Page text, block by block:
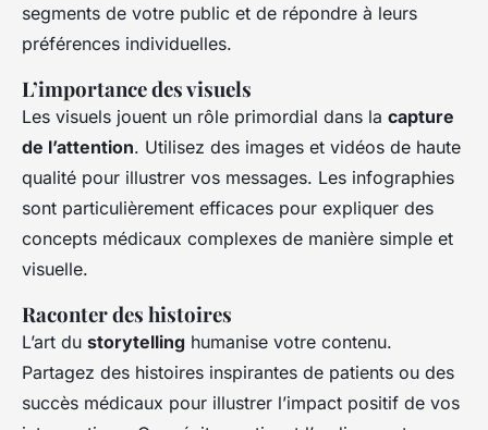
segments de votre public et de répondre à leurs
préférences individuelles.
L’importance des visuels
Les visuels jouent un rôle primordial dans la capture
de l’attention. Utilisez des images et vidéos de haute
qualité pour illustrer vos messages. Les infographies
sont particulièrement efficaces pour expliquer des
concepts médicaux complexes de manière simple et
visuelle.
Raconter des histoires
L’art du storytelling humanise votre contenu.
Partagez des histoires inspirantes de patients ou des
succès médicaux pour illustrer l’impact positif de vos